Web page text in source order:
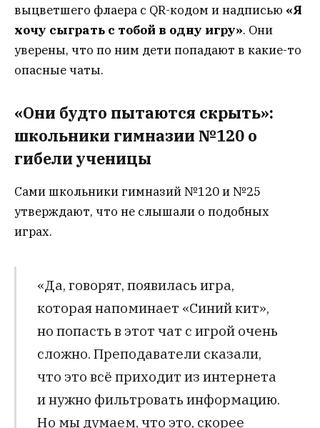
выцветшего флаера с QR-кодом и надписью «Я
хочу сыграть с тобой в одну игру». Они
уверены, что по ним дети попадают в какие-то
опасные чаты.
«Они будто пытаются скрыть»:
школьники гимназии №120 о
гибели ученицы
Сами школьники гимназий №120 и №25
утверждают, что не слышали о подобных
играх.
«Да, говорят, появилась игра,
которая напоминает «Синий кит»,
но попасть в этот чат с игрой очень
сложно. Преподаватели сказали,
что это всё приходит из интернета
и нужно фильтровать информацию.
Но мы думаем, что это, скорее